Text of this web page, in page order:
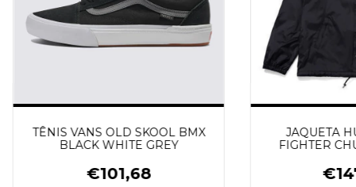
TÊNIS VANS OLD SKOOL BMX
BLACK WHITE GREY
€101,68
JAQUETA
FIGHTER